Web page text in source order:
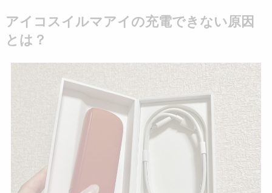
アイコスイルマアイの充電できない原因
とは？